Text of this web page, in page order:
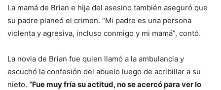
La mamá de Brian e hija del asesino también aseguró que
su padre planeó el crimen. “Mi padre es una persona
violenta y agresiva, incluso conmigo y mi mamá”, contó.
La novia de Brian fue quien llamó a la ambulancia y
escuchó la confesión del abuelo luego de acribillar a su
nieto. “Fue muy fría su actitud, no se acercó para ver lo